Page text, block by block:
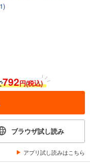
792円(税込)
ブラウザ試し読み
アプリ試し読みはこちら